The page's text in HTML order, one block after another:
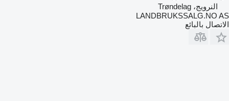
النرويج، Trøndelag
LANDBRUKSSALG.NO AS
الاتصال بالبائع